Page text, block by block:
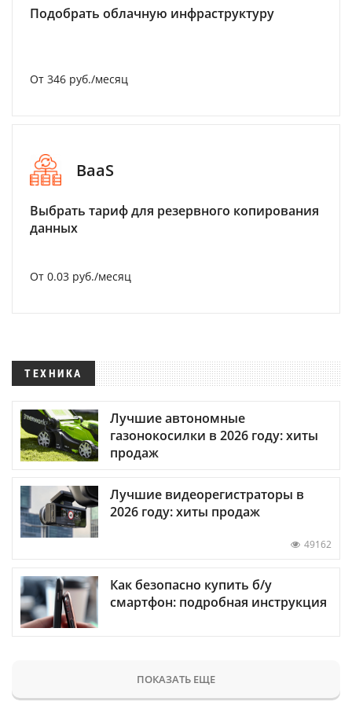
Подобрать облачную инфраструктуру
От 346 руб./месяц
BaaS
Выбрать тариф для резервного копирования
данных
От 0.03 руб./месяц
ТЕХНИКА
Лучшие автономные
газонокосилки в 2026 году: хиты
продаж
Лучшие видеорегистраторы в
2026 году: хиты продаж
49162
Как безопасно купить б/у
смартфон: подробная инструкция
ПОКАЗАТЬ ЕЩЕ